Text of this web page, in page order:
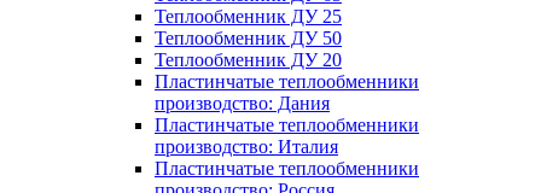
Теплообменник ДУ 25
Теплообменник ДУ 50
Теплообменник ДУ 20
Пластинчатые теплообменники
производство: Дания
Пластинчатые теплообменники
производство: Италия
Пластинчатые теплообменники